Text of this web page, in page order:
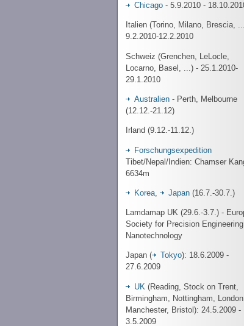
Chicago - 5.9.2010 -
Italien (Torino, Milano, Brescia,
9.2.2010-12.2.2010
Schweiz (Grenchen, LeLocle,
Locarno, Basel, ...) - 25.1.2010-
29.1.2010
Australien - Perth, Melbourne
(12.12.-21.12)
Irland (9.12.-11.12.)
Forschungsexpedition
Tibet/Nepal/Indien: Chamser
6634m
Korea , Japan(16.7.-30.7.)
Lamdamap UK (29.6.-3.7.) -
Society for Precision
Nanotechnology
Japan ( Tokyo): 18.6.2009 -
27.6.2009
UK (Reading, Stock on Trent,
Birmingham, Nottingham, London,
Manchester, Bristol): 24.5.2009 -
3.5.2009